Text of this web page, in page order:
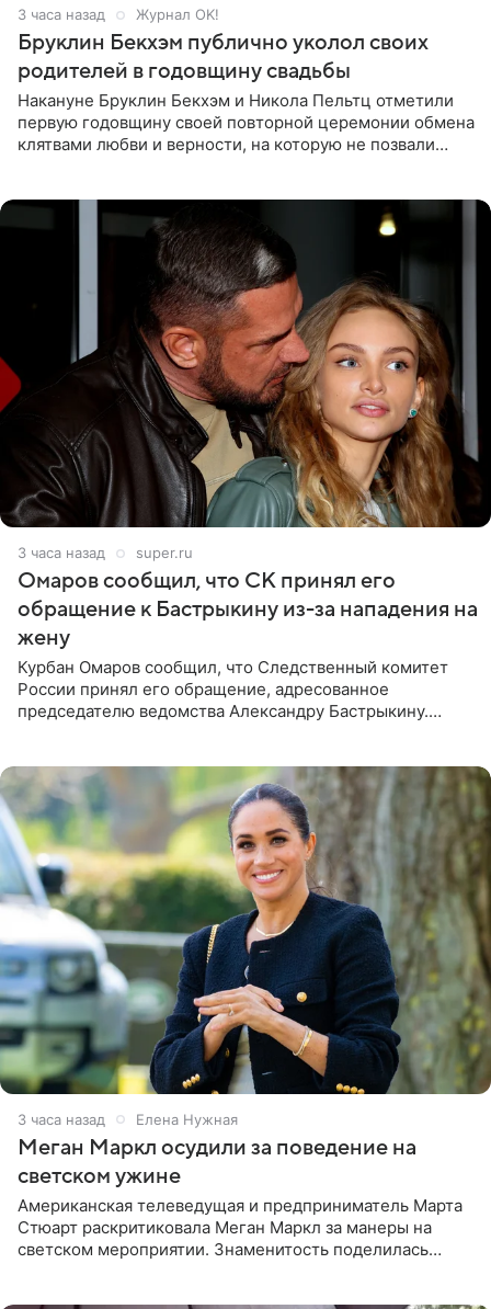
3 часа назад Журнал OK!
Бруклин Бекхэм публично уколол своих
родителей в годовщину свадьбы
Накануне Бруклин Бекхэм и Никола Пельтц отметили
первую годовщину своей повторной церемонии обмена
клятвами любви и верности, на которую не позвали
3 часа назад super.ru
Омаров сообщил, что СК принял его
обращение к Бастрыкину из-за нападения на
жену
Курбан Омаров сообщил, что Следственный комитет
России принял его обращение, адресованное
председателю ведомства Александру Бастрыкину.
3 часа назад Елена Нужная
Меган Маркл осудили за поведение на
светском ужине
Американская телеведущая и предприниматель Марта
Стюарт раскритиковала Меган Маркл за манеры на
светском мероприятии. Знаменитость поделилась